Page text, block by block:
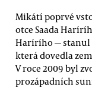
Mikátí poprvé
otce Saada
Harírího—stanul
která dovedla
V roce 2009 byl
prozápadních